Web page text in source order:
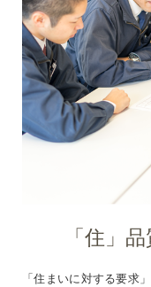
「住」
「住まいに対する要求